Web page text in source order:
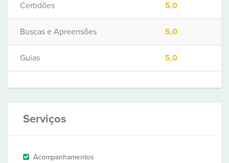
Certidões 5,0
Buscas e Apreensões 5,0
Guias 5,0
Serviços
Acompanhamentos